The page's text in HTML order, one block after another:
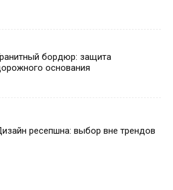
бордюр: защита
основания
ресепшна: выбор вне трендов